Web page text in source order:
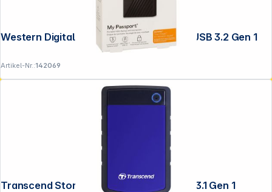
Western Digital My Passport 6TB Black USB 3.2 Gen 1
Artikel-Nr.:142069
Transcend StoreJet 25H3 2,5" 2TB USB 3.1 Gen 1